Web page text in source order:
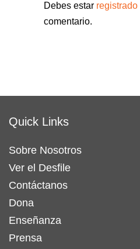
Debes estar registrado
comentario.
Quick Links
Sobre Nosotros
Ver el Desfile
Contáctanos
Dona
Enseñanza
Prensa